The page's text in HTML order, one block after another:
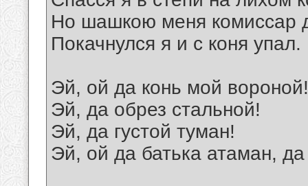
Но шашкою меня комиссар
Покачнулся я и с коня упал.
Эй, ой да конь мой вороной!
Эй, да обрез стальной!
Эй, да густой туман!
Эй, ой да батька атаман,